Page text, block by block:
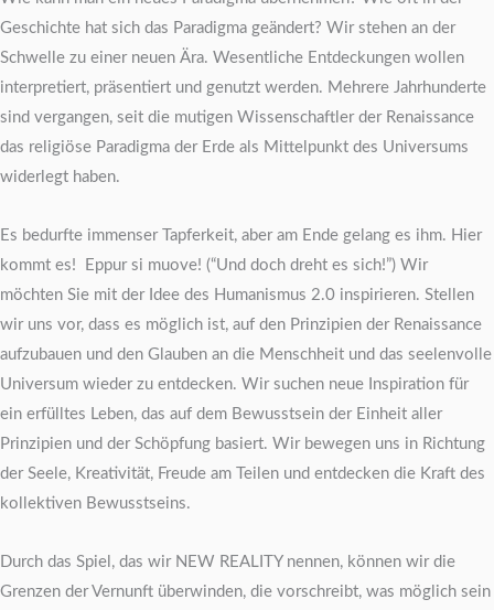
Geschichte hat sich das Paradigma geändert? Wir stehen an der
Schwelle zu einer neuen Ära. Wesentliche Entdeckungen wollen
interpretiert, präsentiert und genutzt werden. Mehrere Jahrhunderte
sind vergangen, seit die mutigen Wissenschaftler der Renaissance
das religiöse Paradigma der Erde als Mittelpunkt des Universums
widerlegt haben.
Es bedurfte immenser Tapferkeit, aber am Ende gelang es ihm. Hier
kommt es! Eppur si muove! (“Und doch dreht es sich!”) Wir
möchten Sie mit der Idee des Humanismus 2.0 inspirieren. Stellen
wir uns vor, dass es möglich ist, auf den Prinzipien der Renaissance
aufzubauen und den Glauben an die Menschheit und das seelenvolle
Universum wieder zu entdecken. Wir suchen neue Inspiration für
ein erfülltes Leben, das auf dem Bewusstsein der Einheit aller
Prinzipien und der Schöpfung basiert. Wir bewegen uns in Richtung
der Seele, Kreativität, Freude am Teilen und entdecken die Kraft des
kollektiven Bewusstseins.
Durch das Spiel, das wir NEW REALITY nennen, können wir die
Grenzen der Vernunft überwinden, die vorschreibt, was möglich sein